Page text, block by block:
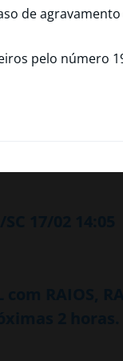
de
pelo número